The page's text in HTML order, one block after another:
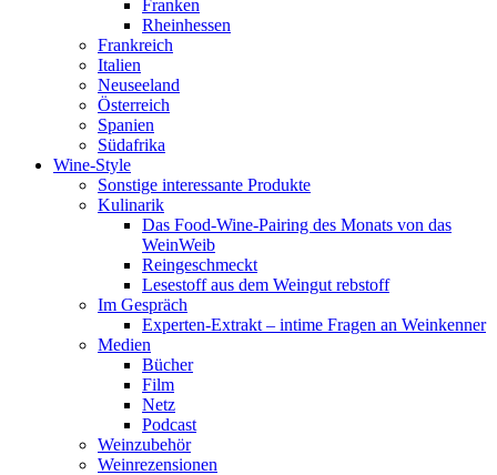
Franken
Rheinhessen
Frankreich
Italien
Neuseeland
Österreich
Spanien
Südafrika
Wine-Style
Sonstige interessante Produkte
Kulinarik
Das Food-Wine-Pairing des Monats von das
WeinWeib
Reingeschmeckt
Lesestoff aus dem Weingut rebstoff
Im Gespräch
Experten-Extrakt – intime Fragen an Weinkenner
Medien
Bücher
Film
Netz
Podcast
Weinzubehör
Weinrezensionen